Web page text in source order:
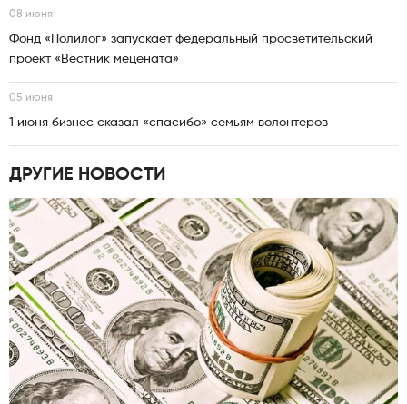
08 июня
Фонд «Полилог» запускает федеральный просветительский
проект «Вестник мецената»
05 июня
1 июня бизнес сказал «спасибо» семьям волонтеров
ДРУГИЕ НОВОСТИ